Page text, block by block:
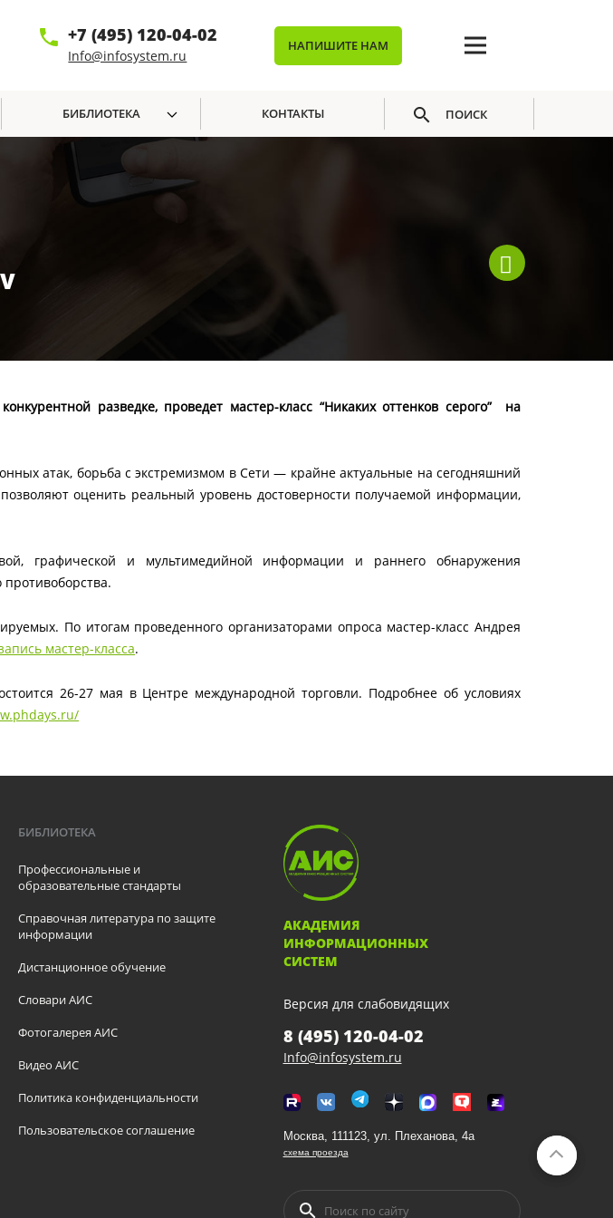
+7 (495) 120-04-02
Info@infosystem.ru
НАПИШИТЕ НАМ
БИБЛИОТЕКА КОНТАКТЫ ПОИСК
разведке, проведет мастер-класс “Никаких оттенков серого” на
атак, борьба с экстремизмом в Сети — крайне актуальные на сегодняшний
оценить реальный уровень достоверности получаемой информации,
графической и мультимедийной информации и раннего обнаружения
По итогам проведенного организаторами опроса мастер-класс Андрея
мастер-класса.
26-27 мая в Центре международной торговли. Подробнее об условиях
БИБЛИОТЕКА
Профессиональные и
образовательные стандарты
Справочная литература по защите
информации
Дистанционное обучение
Словари АИС
Фотогалерея АИС
Видео АИС
Политика конфиденциальности
Пользовательское соглашение
АКАДЕМИЯ
ИНФОРМАЦИОННЫХ
СИСТЕМ
Версия для слабовидящих
8 (495) 120-04-02
Info@infosystem.ru
Москва, 111123, ул. Плеханова, 4а
схема проезда